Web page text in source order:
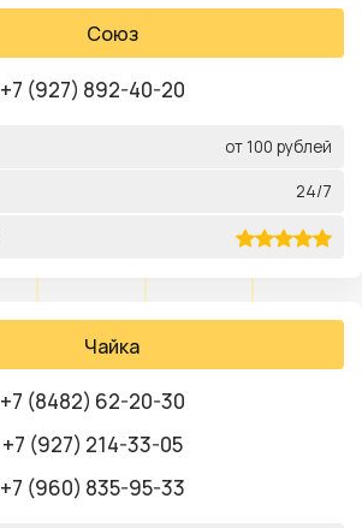
Союз
+7 (927) 892-40-20
от 100 рублей
24/7
Чайка
+7 (8482) 62-20-30
+7 (927) 214-33-05
+7 (960) 835-95-33